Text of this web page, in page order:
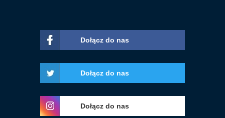
Dołącz do nas
Dołącz do nas
Dołącz do nas